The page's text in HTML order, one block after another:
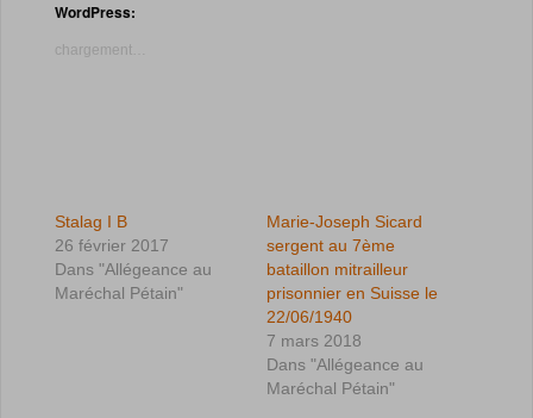
WordPress:
chargement…
Stalag I B
26 février 2017
Dans "Allégeance au
Maréchal Pétain"
Marie-Joseph Sicard
sergent au 7ème
bataillon mitrailleur
prisonnier en Suisse le
22/06/1940
7 mars 2018
Dans "Allégeance au
Maréchal Pétain"